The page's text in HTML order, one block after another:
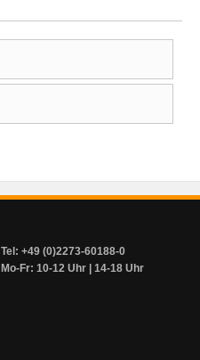
Tel: +49 (0)2273-60188-0
Mo-Fr: 10-12 Uhr | 14-18 Uhr